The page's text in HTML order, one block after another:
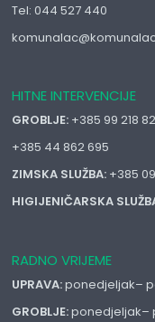
Tel: 044 527 440
HITNE INTERVENCIJE
GROBLJE: +385 99 218
+385 44 862 695
ZIMSKA SLUŽBA: +385
HIGIJENIČARSKA
RADNO VRIJEME
UPRAVA:ponedjeljak–
GROBLJE:ponedjeljak–